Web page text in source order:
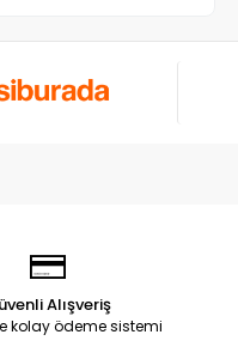
Alışveriş
kolay ödeme sistemi